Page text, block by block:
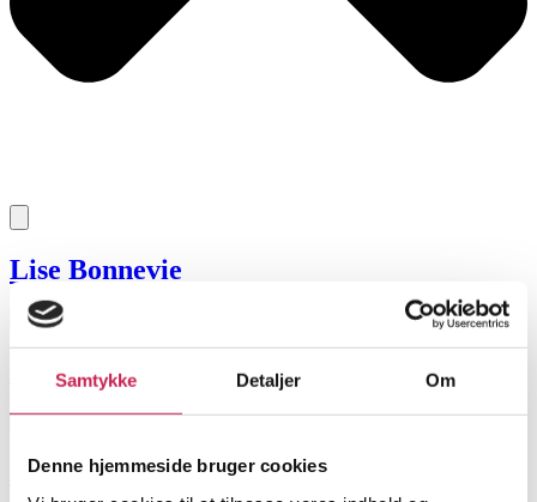
Samtykke Detaljer Om
Denne hjemmeside bruger cookies
Lise Bonnevie
Helle Sandborg
Nanna Stærmose